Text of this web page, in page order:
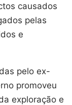
causados
pelas
e
pelo ex-
promoveu
exploração e